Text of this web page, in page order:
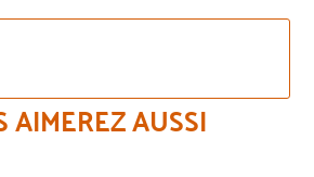
AIMEREZ AUSSI